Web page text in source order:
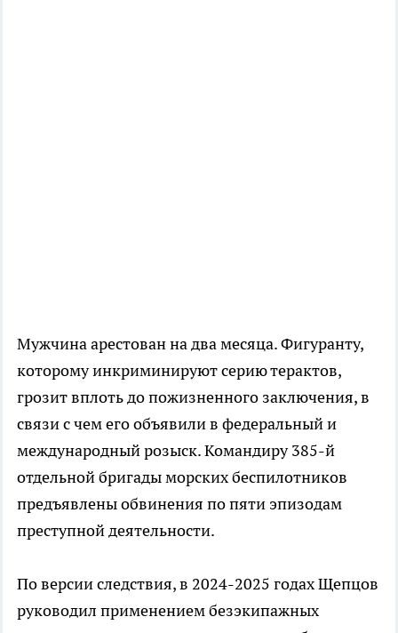
Мужчина арестован на два месяца. Фигуранту,
которому инкриминируют серию терактов,
грозит вплоть до пожизненного заключения, в
связи с чем его объявили в федеральный и
международный розыск. Командиру 385-й
отдельной бригады морских беспилотников
предъявлены обвинения по пяти эпизодам
преступной деятельности.
По версии следствия, в 2024-2025 годах Щепцов
руководил применением безэкипажных